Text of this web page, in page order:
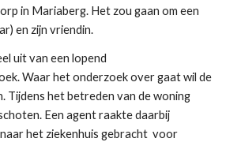
in Mariaberg. Het zou gaan om een
en zijn vriendin.
uit van een lopend
Waar het onderzoek over gaat wil de
Tijdens het betreden van de woning
Een agent raakte daarbij
het ziekenhuis gebracht voor